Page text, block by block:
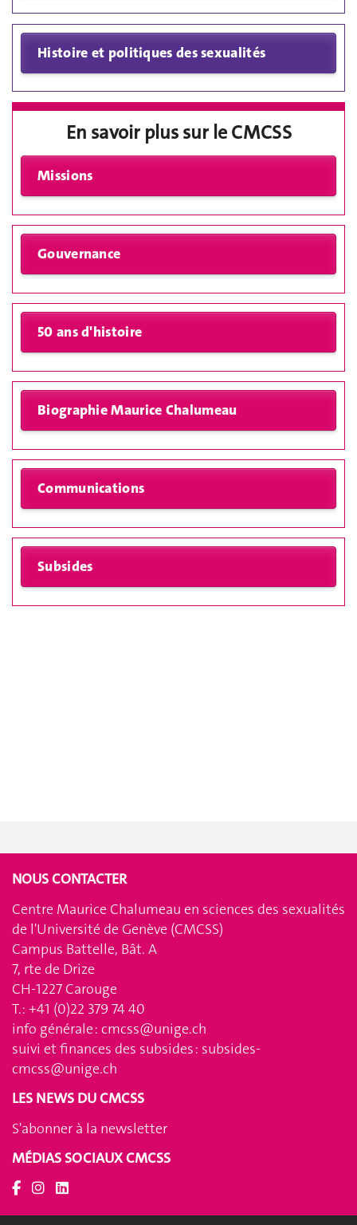
En savoir plus sur le CMCSS
NOUS CONTACTER
Centre Maurice Chalumeau en sciences des sexualités
de l'Université de Genève (CMCSS)
Campus Battelle, Bât. A
7, rte de Drize
CH-1227 Carouge
T.: +41 (0)22 379 74 40
info générale : cmcss@unige.ch
suivi et finances des subsides : subsides-
cmcss@unige.ch
LES NEWS DU CMCSS
S'abonner à la newsletter
MÉDIAS SOCIAUX CMCSS